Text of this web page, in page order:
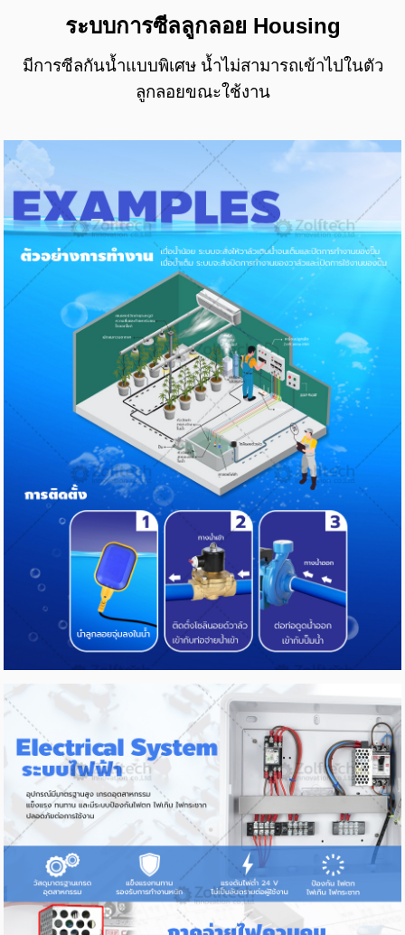
ระบบการซีลลูกลอย Housing
มีการซีลกันน้ำแบบพิเศษ น้ำไม่สามารถเข้าไปในตัว
ลูกลอยขณะใช้งาน